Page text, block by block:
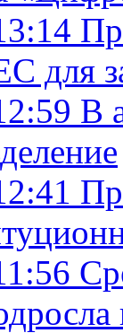
для
В